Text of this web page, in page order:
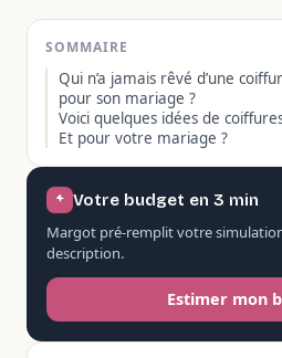
SOMMAIRE
Qui n’a jamais rêvé d’une
pour son mariage ?
Voici quelques idées de
Et pour votre mariage ?
Votre budget en 3 min
Margot pré-remplit votre
description.
Estimer mon